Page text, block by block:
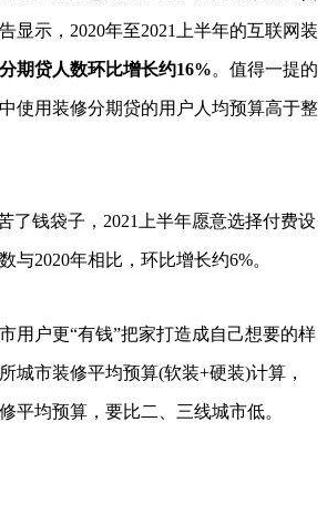
显示，2020年至2021上半年的互联网装
期贷人数环比增长约16%。值得一提的
使用装修分期贷的用户人均预算高于整
了钱袋子，2021上半年愿意选择付费设
与2020年相比，环比增长约6%。
用户更“有钱”把家打造成自己想要的样
城市装修平均预算(软装+硬装)计算，
平均预算，要比二、三线城市低。